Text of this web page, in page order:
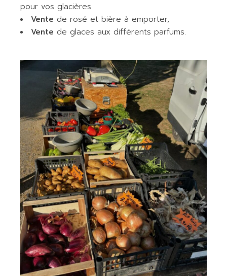
pour vos glacières
Vente de rosé et bière à emporter,
Vente de glaces aux différents parfums.